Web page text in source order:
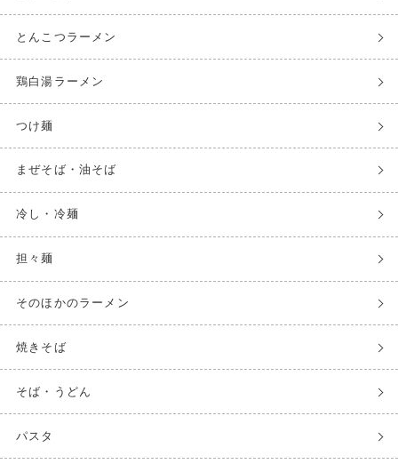
とんこつラーメン
鶏白湯ラーメン
つけ麺
まぜそば・油そば
冷し・冷麺
担々麺
そのほかのラーメン
焼きそば
そば・うどん
パスタ